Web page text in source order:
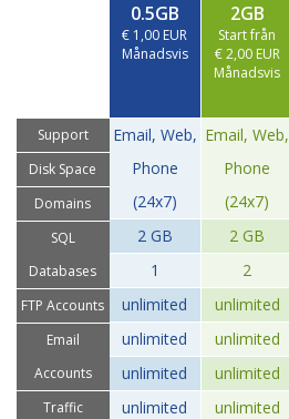
Support
Disk Space
Domains
SQL
Databases
FTP Accounts
Email
Accounts
Traffic
0.5GB
€ 1,00 EUR
Månadsvis
Email, Web,
Phone
(24x7)
2 GB
1
unlimited
unlimited
unlimited
unlimited
2GB
Start från
€ 2,00 EUR
Månadsvis
Email, Web,
Phone
(24x7)
2 GB
2
unlimited
unlimited
unlimited
unlimited